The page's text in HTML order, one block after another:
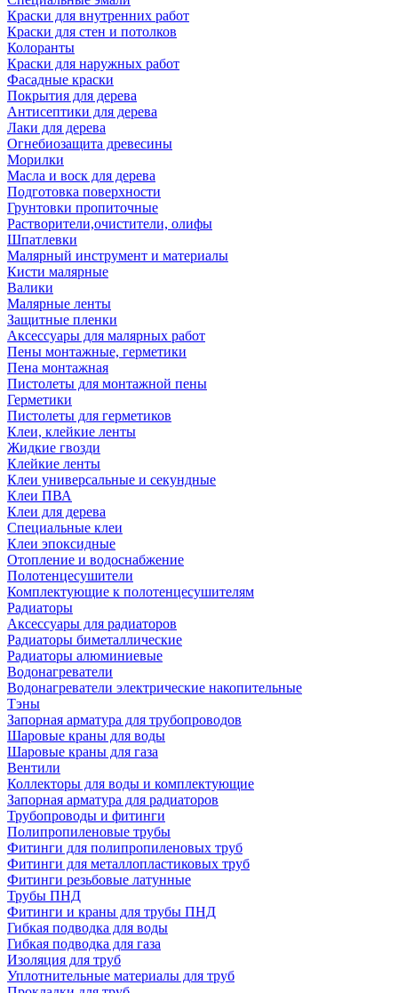
Краски для внутренних работ
Краски для стен и потолков
Колоранты
Краски для наружных работ
Фасадные краски
Покрытия для дерева
Антисептики для дерева
Лаки для дерева
Огнебиозащита древесины
Морилки
Масла и воск для дерева
Подготовка поверхности
Грунтовки пропиточные
Растворители,очистители, олифы
Шпатлевки
Малярный инструмент и материалы
Кисти малярные
Валики
Малярные ленты
Защитные пленки
Аксессуары для малярных работ
Пены монтажные, герметики
Пена монтажная
Пистолеты для монтажной пены
Герметики
Пистолеты для герметиков
Клеи, клейкие ленты
Жидкие гвозди
Клейкие ленты
Клеи универсальные и секундные
Клеи ПВА
Клеи для дерева
Специальные клеи
Клеи эпоксидные
Отопление и водоснабжение
Полотенцесушители
Комплектующие к полотенцесушителям
Радиаторы
Аксессуары для радиаторов
Радиаторы биметаллические
Радиаторы алюминиевые
Водонагреватели
Водонагреватели электрические накопительные
Тэны
Запорная арматура для трубопроводов
Шаровые краны для воды
Шаровые краны для газа
Вентили
Коллекторы для воды и комплектующие
Запорная арматура для радиаторов
Трубопроводы и фитинги
Полипропиленовые трубы
Фитинги для полипропиленовых труб
Фитинги для металлопластиковых труб
Фитинги резьбовые латунные
Трубы ПНД
Фитинги и краны для трубы ПНД
Гибкая подводка для воды
Гибкая подводка для газа
Изоляция для труб
Уплотнительные материалы для труб